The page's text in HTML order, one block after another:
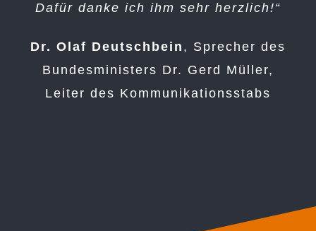
Dafür danke ich ihm sehr herzlich!“
Dr. Olaf Deutschbein , Sprecher des
Bundesministers Dr. Gerd Müller,
Leiter des Kommunikationsstabs